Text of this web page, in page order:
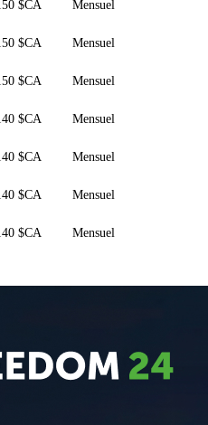
$CA Mensuel
$CA Mensuel
$CA Mensuel
$CA Mensuel
$CA Mensuel
$CA Mensuel
$CA Mensuel